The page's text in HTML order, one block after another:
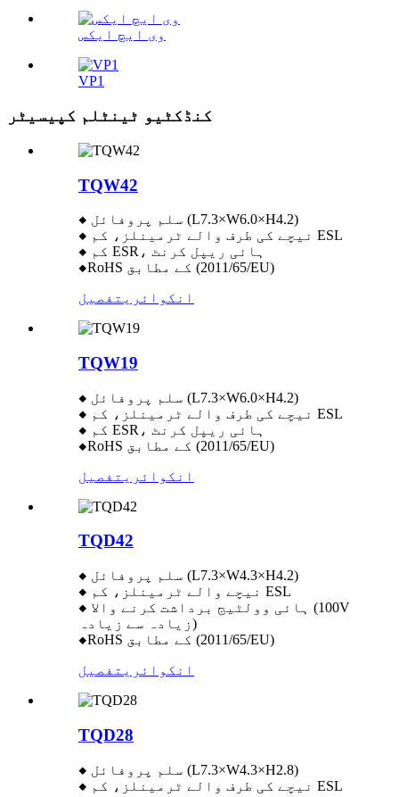
وی ایچ ایکس
VP1
کنڈکٹیو ٹینٹلم کپیسیٹر
TQW42
◆ سلم پروفائل (L7.3×W6.0×H4.2)
◆ نیچے کی طرف والے ٹرمینلز، کم ESL
◆ کم ESR، ہائی ریپل کرنٹ
◆RoHS کے مطابق (2011/65/EU)
انکوائری تفصیل
TQW19
◆ سلم پروفائل (L7.3×W6.0×H4.2)
◆ نیچے کی طرف والے ٹرمینلز، کم ESL
◆ کم ESR، ہائی ریپل کرنٹ
◆RoHS کے مطابق (2011/65/EU)
انکوائری تفصیل
TQD42
◆ سلم پروفائل (L7.3×W4.3×H4.2)
◆ نیچے والے ٹرمینلز، کم ESL
◆ ہائی وولٹیج برداشت کرنے والا (100V
زیادہ سے زیادہ)
◆RoHS کے مطابق (2011/65/EU)
انکوائری تفصیل
TQD28
◆ سلم پروفائل (L7.3×W4.3×H2.8)
◆ نیچے کی طرف والے ٹرمینلز، کم ESL